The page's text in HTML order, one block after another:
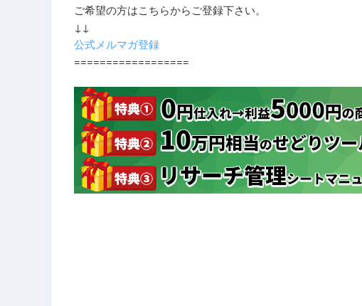
ご希望の方はこちらからご登録下さい。
↓↓
公式メルマガ登録
==================